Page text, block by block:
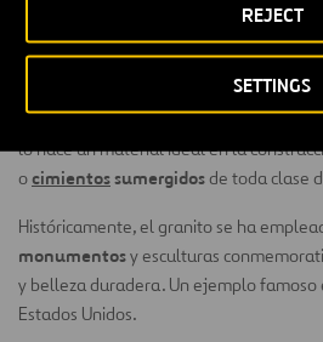
SETTINGS
REJECT
en
Debido a su capacidad impermeable,
espigones o rompeolas
erosión constante del agua por largo
lo hace un material ideal en la
ocimientossumergidosde toda clase
Históricamente, el granito se ha
monumentosy esculturas
y belleza duradera. Un ejemplo famoso
Estados Unidos.